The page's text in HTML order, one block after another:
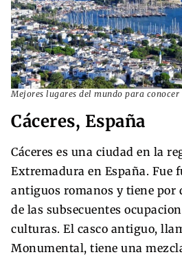
Mejores lugares del mundo para conocer
Cáceres, España
Cáceres es una ciudad en la
Extremadura en España. Fue
antiguos romanos y tiene por
de las subsecuentes
culturas. El casco antiguo,
Monumental, tiene una